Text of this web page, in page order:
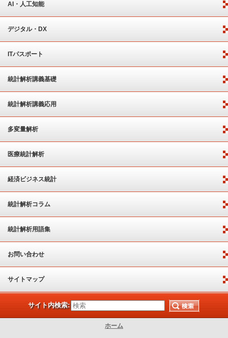
AI・人工知能
デジタル・DX
ITパスポート
統計解析講義基礎
統計解析講義応用
多変量解析
医療統計解析
経済ビジネス統計
統計解析コラム
統計解析用語集
お問い合わせ
サイトマップ
サイト内検索:
ホーム